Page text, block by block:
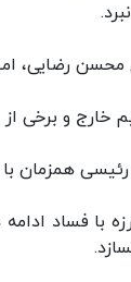
محسن رضایی،
خارج و برخی از
همزمان با
با فساد